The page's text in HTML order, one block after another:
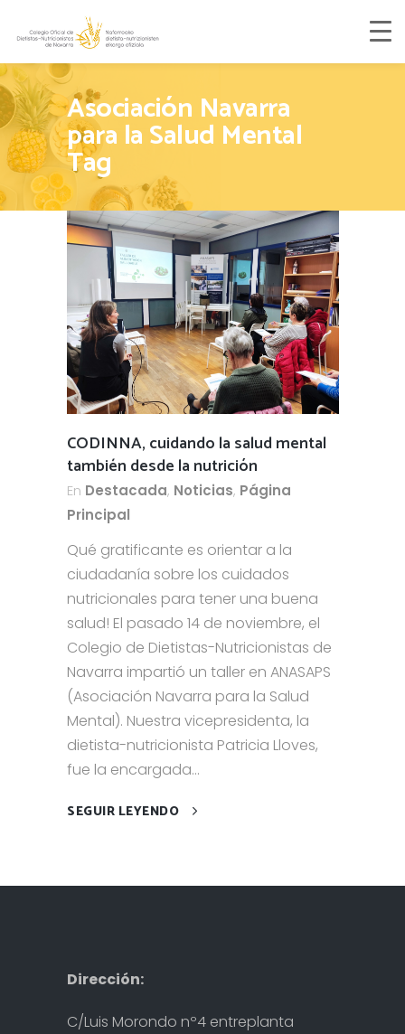
Asociación Navarra
para la Salud Mental
Tag
CODINNA, cuidando la salud mental
también desde la nutrición
En Destacada, Noticias, Página
Principal
Qué gratificante es orientar a la
ciudadanía sobre los cuidados
nutricionales para tener una buena
salud! El pasado 14 de noviembre, el
Colegio de Dietistas-Nutricionistas de
Navarra impartió un taller en ANASAPS
(Asociación Navarra para la Salud
Mental). Nuestra vicepresidenta, la
dietista-nutricionista Patricia Lloves,
fue la encargada...
SEGUIR LEYENDO
Dirección:
C/Luis Morondo nº4 entreplanta